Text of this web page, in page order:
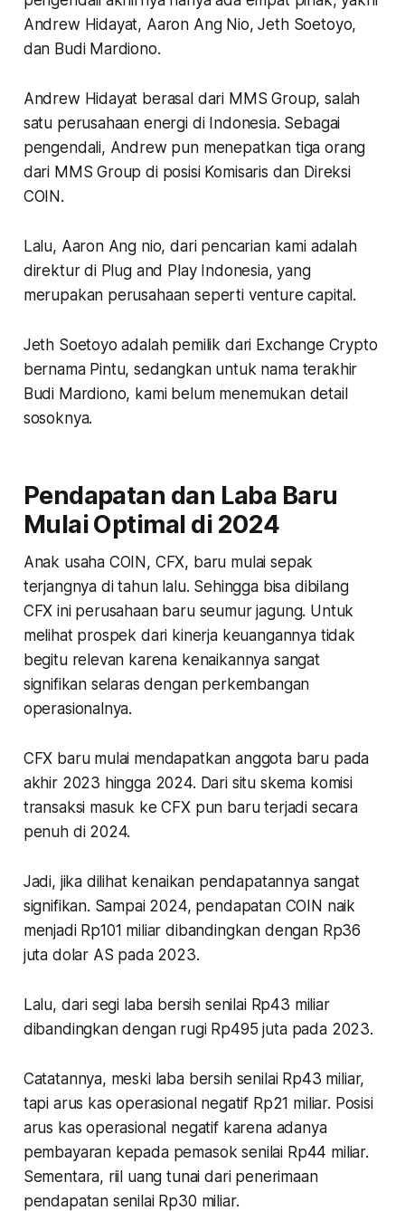
Andrew Hidayat, Aaron Ang Nio, Jeth Soetoyo,
dan Budi Mardiono.
Andrew Hidayat berasal dari MMS Group, salah
satu perusahaan energi di Indonesia. Sebagai
pengendali, Andrew pun menepatkan tiga orang
dari MMS Group di posisi Komisaris dan Direksi
COIN.
Lalu, Aaron Ang nio, dari pencarian kami adalah
direktur di Plug and Play Indonesia, yang
merupakan perusahaan seperti venture capital.
Jeth Soetoyo adalah pemilik dari Exchange Crypto
bernama Pintu, sedangkan untuk nama terakhir
Budi Mardiono, kami belum menemukan detail
sosoknya.
Pendapatan dan Laba Baru
Mulai Optimal di 2024
Anak usaha COIN, CFX, baru mulai sepak
terjangnya di tahun lalu. Sehingga bisa dibilang
CFX ini perusahaan baru seumur jagung. Untuk
melihat prospek dari kinerja keuangannya tidak
begitu relevan karena kenaikannya sangat
signifikan selaras dengan perkembangan
operasionalnya.
CFX baru mulai mendapatkan anggota baru pada
akhir 2023 hingga 2024. Dari situ skema komisi
transaksi masuk ke CFX pun baru terjadi secara
penuh di 2024.
Jadi, jika dilihat kenaikan pendapatannya sangat
signifikan. Sampai 2024, pendapatan COIN naik
menjadi Rp101 miliar dibandingkan dengan Rp36
juta dolar AS pada 2023.
Lalu, dari segi laba bersih senilai Rp43 miliar
dibandingkan dengan rugi Rp495 juta pada 2023.
Catatannya, meski laba bersih senilai Rp43 miliar,
tapi arus kas operasional negatif Rp21 miliar. Posisi
arus kas operasional negatif karena adanya
pembayaran kepada pemasok senilai Rp44 miliar.
Sementara, riil uang tunai dari penerimaan
pendapatan senilai Rp30 miliar.